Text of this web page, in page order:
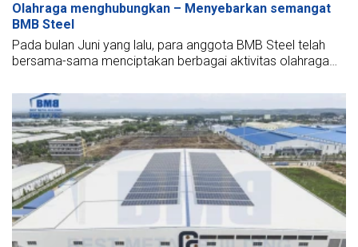
Olahraga menghubungkan – Menyebarkan semangat
BMB Steel
Pada bulan Juni yang lalu, para anggota BMB Steel telah
bersama-sama menciptakan berbagai aktivitas olahraga
untuk menyebarkan semangat persatuan, kekompakan
kelompok, dan membangun lingkungan kerja yang dinamis
dan positif.